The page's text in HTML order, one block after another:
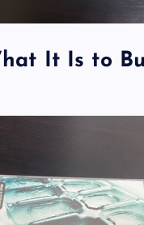
It Is to